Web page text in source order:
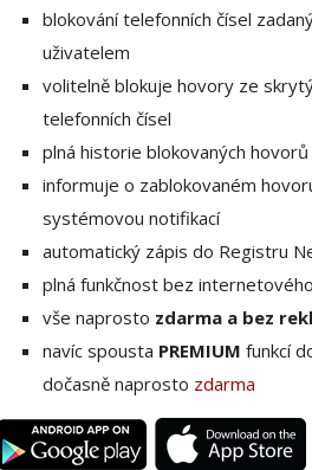
blokování telefonních čísel
uživatelem
volitelně blokuje hovory ze
telefonních čísel
plná historie blokovaných hovorů
informuje o zablokovaném
systémovou notifikací
automatický zápis do Registru
plná funkčnost bez
vše naprosto zdarma a bez
navíc spousta PREMIUM funkcí
dočasně naprosto zdarma